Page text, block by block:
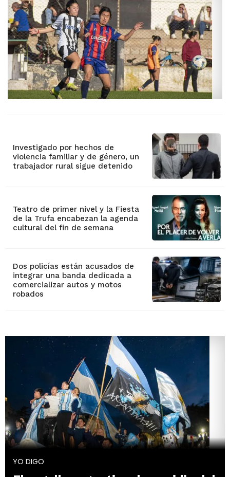
Investigado por hechos de
violencia familiar y de género, un
trabajador rural sigue detenido
Teatro de primer nivel y la Fiesta
de la Trufa encabezan la agenda
cultural del fin de semana
Dos policías están acusados de
integrar una banda dedicada a
comercializar autos y motos
robados
YO DIGO